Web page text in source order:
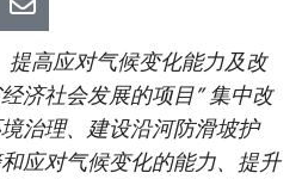
提高应对气候变化能力及改
济社会发展的项目” 集中改
治理、建设沿河防滑坡护
应对气候变化的能力、提升